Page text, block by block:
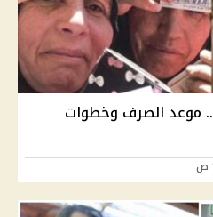
تكافل وكرامة يونيو 2026.. موعد الصرف وخطوات